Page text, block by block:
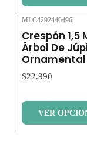
MLC4292446496|
Crespón 1,5
Árbol De
Ornamental
$22.990
VER